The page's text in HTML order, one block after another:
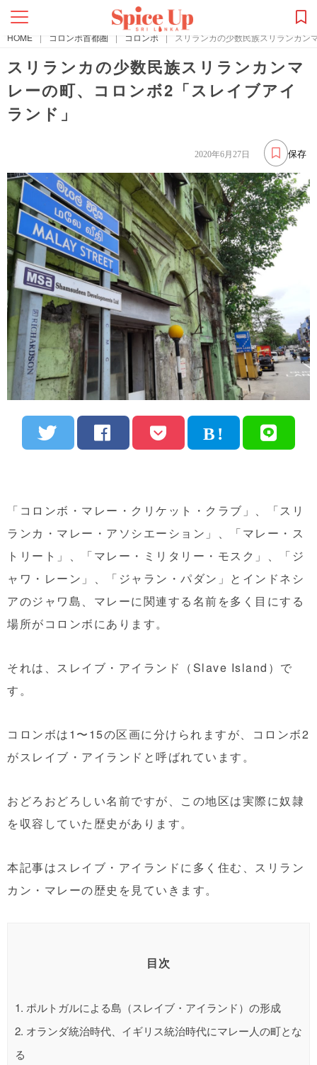
HOME | コロンボ首都圏 | コロンボ | スリランカの少数民族スリランカン
スリランカの少数民族スリランカンマ
レーの町、コロンボ2「スレイブアイ
ランド」
保存
2020年6月27日
「コロンボ・マレー・クリケット・クラブ」、「スリ
ランカ・マレー・アソシエーション」、「マレー・ス
トリート」、「マレー・ミリタリー・モスク」、「ジ
ャワ・レーン」、「ジャラン・パダン」とインドネシ
アのジャワ島、マレーに関連する名前を多く目にする
場所がコロンボにあります。
それは、スレイブ・アイランド（Slave Island）で
す。
コロンボは1〜15の区画に分けられますが、コロンボ2
がスレイブ・アイランドと呼ばれています。
おどろおどろしい名前ですが、この地区は実際に奴隷
を収容していた歴史があります。
本記事はスレイブ・アイランドに多く住む、スリラン
カン・マレーの歴史を見ていきます。
目次
1. ポルトガルによる島（スレイブ・アイランド）の形成
2. オランダ統治時代、イギリス統治時代にマレー人の町とな
る